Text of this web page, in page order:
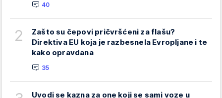
40
2
Zašto su čepovi pričvršćeni za flašu?
Direktiva EU koja je razbesnela Evropljane i te
kako opravdana
35
Uvodi se kazna za one koji se sami voze u